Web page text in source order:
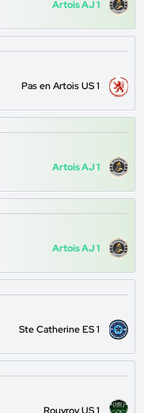
Artois AJ 1
Pas en Artois US 1
Artois AJ 1
Artois AJ 1
Ste Catherine ES 1